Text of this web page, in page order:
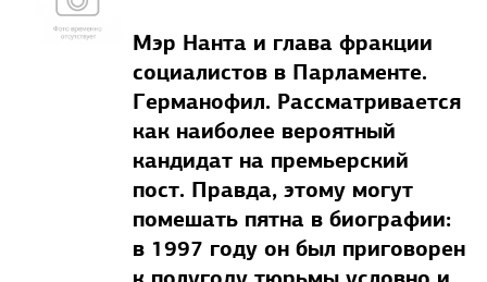
Мэр Нанта и глава фракции
социалистов в Парламенте.
Германофил. Рассматривается
как наиболее вероятный
кандидат на премьерский
пост. Правда, этому могут
помешать пятна в биографии:
в 1997 году он был приговорен